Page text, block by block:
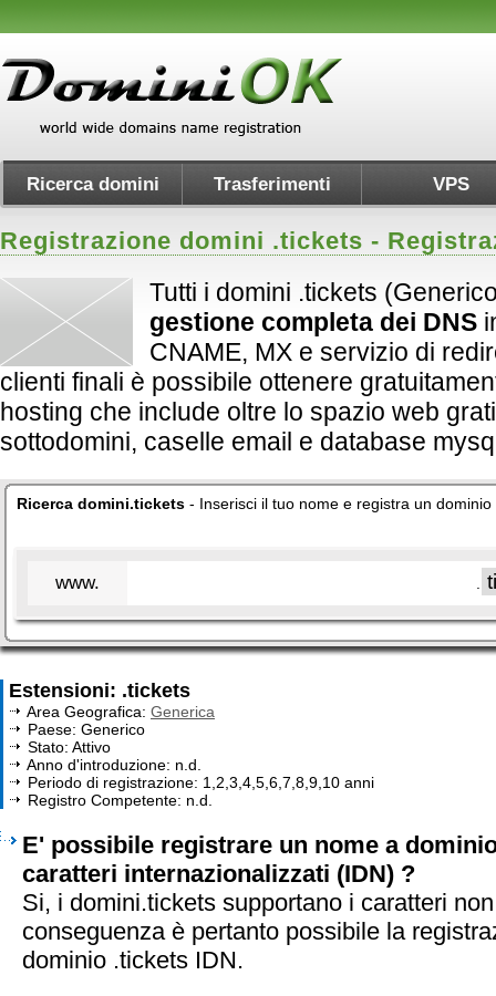
Ricerca domini Trasferimenti VPS
Registrazione domini .tickets -
Tutti i domini .tickets
gestione completa dei DNS
CNAME, MX e servizio di
clienti finali è possibile ottenere
hosting che include oltre lo spazio web
sottodomini, caselle email e database
Ricerca domini.tickets - Inserisci il tuo nome e registra un dominio
www.
Estensioni: .tickets
Area Geografica: Generica
Paese: Generico
Stato: Attivo
Anno d'introduzione: n.d.
Periodo di registrazione: 1,2,3,4,5,6,7,8,9,10 anni
Registro Competente: n.d.
E' possibile registrare un nome a
caratteri internazionalizzati (IDN) ?
Si, i domini.tickets supportano i caratteri
conseguenza è pertanto possibile la
dominio .tickets IDN.